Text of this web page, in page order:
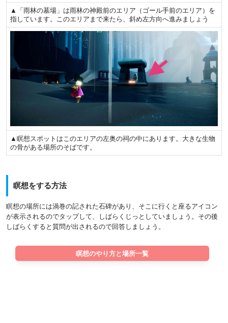
▲「雨林の墓場」は雨林の神殿前のエリア（ゴール手前のエリア）を
指しています。このエリアまで来たら、斜め左方向へ進みましょう
▲瞑想スポットはこのエリアの左奥の祠の中にあります。大きな生物
の骨がある場所のそばです。
瞑想をする方法
瞑想の場所には渦巻の記された石碑があり、そこに行くと座るアイコン
が表示されるのでタップして、しばらくじっとしていましょう。その後
しばらくすると質問が出されるので回答しましょう。
瞑想のやり方と場所一覧